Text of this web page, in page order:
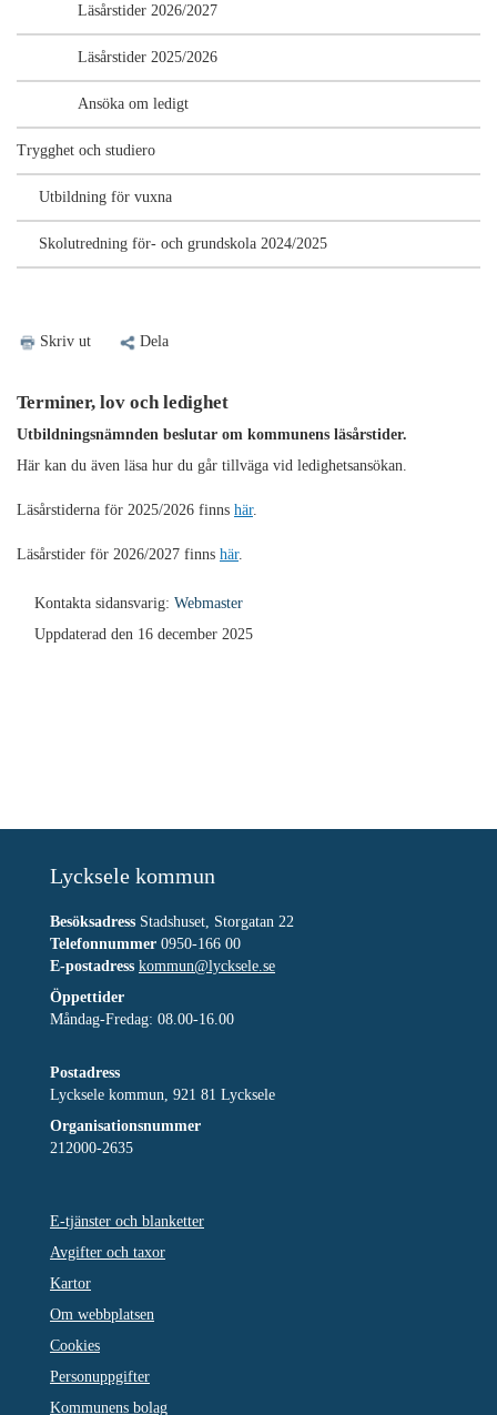
Läsårstider 2026/2027
Läsårstider 2025/2026
Ansöka om ledigt
Trygghet och studiero
Utbildning för vuxna
Skolutredning för- och grundskola 2024/2025
Skriv ut Dela
Terminer, lov och ledighet
Utbildningsnämnden beslutar om kommunens läsårstider.
Här kan du även läsa hur du går tillväga vid ledighetsansökan.
Läsårstiderna för 2025/2026 finns här.
Läsårstider för 2026/2027 finns här.
Kontakta sidansvarig: Webmaster
Uppdaterad den 16 december 2025
Lycksele kommun
Besöksadress Stadshuset, Storgatan 22
Telefonnummer 0950-166 00
E-postadress kommun@lycksele.se
Öppettider
Måndag-Fredag: 08.00-16.00
Postadress
Lycksele kommun, 921 81 Lycksele
Organisationsnummer
212000-2635
E-tjänster och blanketter
Avgifter och taxor
Kartor
Om webbplatsen
Cookies
Personuppgifter
Kommunens bolag